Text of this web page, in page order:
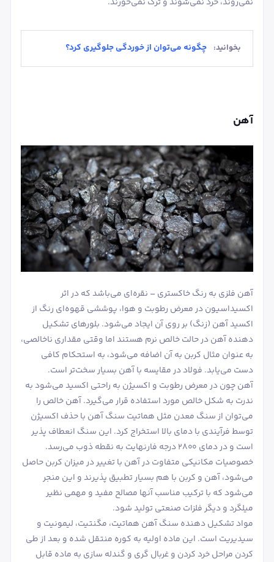
بخوانید: چگونه می‌توان از خوردگی جلوگیری کرد؟
آهن
آهن فلزی به رنگ خاکستری – نقره‌ای می‌باشد که در اثر
اکسیداسیون در معرض رطوبت و هوا، پوششی قهوه‌ای رنگ از
اکسید آهن (زنگ) بر روی آن ایجاد می‌شود. بلورهای تشکیل
دهنده آهن در حالت خالص نرم هستند اما وقتی مقداری ناخالصی،
به عنوان مثال کربن به آن اضافه می‌شود، به استحکام کافی
دست می‌یابد. فولاد در مقایسه با آهن بسیار سخت‌تر است.
آهن چون در معرض رطوبت و اکسیژن به راحتی اکسید می‌شود به
ندرت به شکل خالص مورد استفاده قرار می‌گیرد. آهن خالص را
می‌توان از سنگ معدن مثل هماتیت سنگ آهن با حذف اکسیژن
توسط فرآیندی با دمای بالا استخراج کرد. این سنگ انعطاف پذیر
است و در دمای 2800 درجه فارنهایت به نقطه ذوب می‌رسد.
خصوصیات مکانیکی متفاوت در آهن با تغییر در میزان کربن حاصل
می‌شود، آهن و کربن با هم بسیار تطبیق پذیرند و این منجر
می‌شود که با ترکیب مناسب آنها مصالح مفید و مهمی نظیر
میلگرد و دیگر فلزات صنعتی تولید شود.
مواد تشکیل دهنده سنگ آهن هماتیت، مگنتیت، لیمونیت و
سیدیریت است. این ماده اولیه به کوره منتقل شده و بعد از طی
کردن مراحل خرد کردن و غربال گری و گندله سازی به ماده قابل